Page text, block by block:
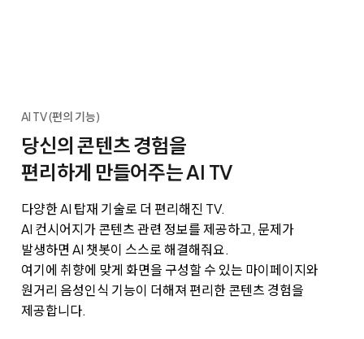
AI TV (편의 기능)
당신의 콘텐츠 경험을
편리하게 만들어주는 AI TV
다양한 AI 탑재 기술로 더 편리해진 TV.
AI 컨시어지가 콘텐츠 관련 정보를 제공하고, 문제가
발생하면 AI 챗봇이 스스로 해결해줘요.
여기에 취향에 맞게 화면을 구성할 수 있는 마이페이지와
원거리 음성인식 기능이 더해져 편리한 콘텐츠 경험을
제공합니다.